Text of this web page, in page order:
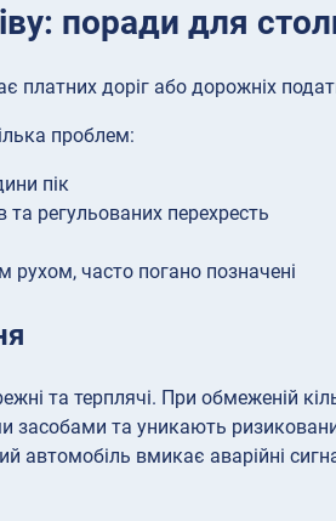
поради для
платних доріг або дорожніх
проблем:
пік
та регульованих перехресть
рухом, часто погано позначені
та терплячі. При обмеженій
засобами та уникають
автомобіль вмикає аварійні